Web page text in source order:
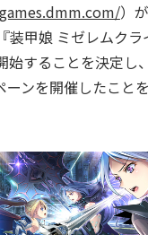
）
装甲娘 ミゼレムク
始することを決定し
ーンを開催したこと